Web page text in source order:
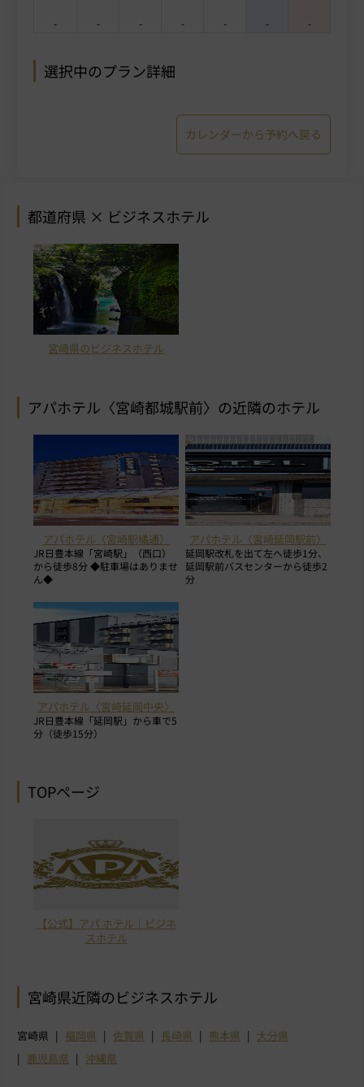
- - - - - - -
選択中のプラン詳細
カレンダーから予約へ戻る
都道府県 × ビジネスホテル
宮崎県のビジネスホテル
アパホテル〈宮崎都城駅前〉の近隣のホテル
アパホテル〈宮崎駅橘通〉
JR日豊本線「宮崎駅」（西口）
から徒歩8分 ◆駐車場はありませ
ん◆
アパホテル〈宮崎延岡駅前〉
延岡駅改札を出て左へ徒歩1分、
延岡駅前バスセンターから徒歩2
分
アパホテル〈宮崎延岡中央〉
JR日豊本線「延岡駅」から車で5
分（徒歩15分）
TOPページ
【公式】アパ ホテル｜ビジネ
スホテル
宮崎県近隣のビジネスホテル
宮崎県 福岡県 佐賀県 長崎県 熊本県
大分県
鹿児島県
沖縄県